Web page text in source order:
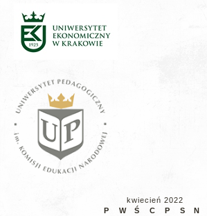
kwiecień 2022
P
W Ś C P S
N